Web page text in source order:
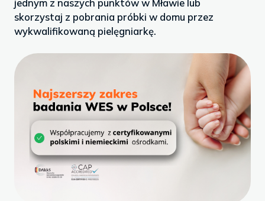
jednym z naszych punktów w Mławie lub
skorzystaj z pobrania próbki w domu przez
wykwalifikowaną pielęgniarkę.